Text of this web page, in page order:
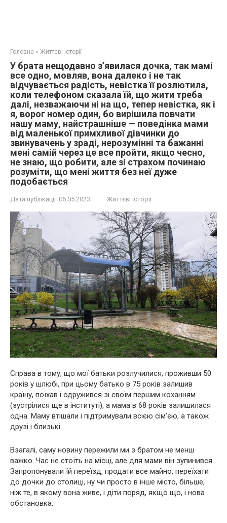
Головна » Життєві історії
У брата нещодавно з’явилася дочка, так мамі
все одно, мовляв, вона далеко і не так
відчувається радість, невістка її розлютила,
коли телефоном сказала їй, що жити треба
далі, незважаючи ні на що, тепер невістка, як і
я, ворог номер один, бо вирішила повчати
нашу маму, найстрашніше — поведінка мами
від маленької примхливої дівчинки до
звинувачень у зраді, нерозумінні та бажанні
мені самій через це все пройти, якщо чесно,
не знаю, що робити, але зі страхом починаю
розуміти, що мені життя без неї дуже
подобається
Дата публікації: 06.05.2023 Життєві історії
Справа в тому, що мої батьки розлучилися, проживши 50
років у шлюбі, при цьому батько в 75 років залишив
країну, поїхав і одружився зі своїм першим коханням
(зустрілися ще в інституті), а мама в 68 років залишилася
одна. Маму втішали і підтримували всією сім’єю, а також
друзі і близькі.
Взагалі, саму новину пережили ми з братом не менш
важко. Час не стоїть на місці, але для мами він зупинився.
Запропонували їй переїзд, продати все майно, переїхати
до дочки до столиці, ну чи просто в інше місто, більше,
ніж те, в якому вона живе, і діти поряд, якщо що, і нова
обстановка.